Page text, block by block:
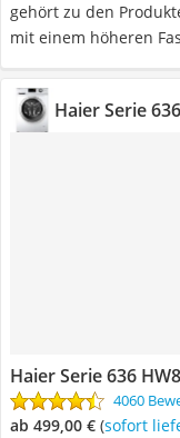
gehört zu den
mit einem höheren
Haier Serie
Haier Serie 636
4060
ab 499,00 € ( Sofort